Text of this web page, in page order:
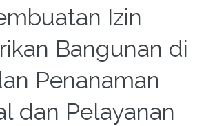
Izin
Bangunan di
Penanaman
dan Pelayanan